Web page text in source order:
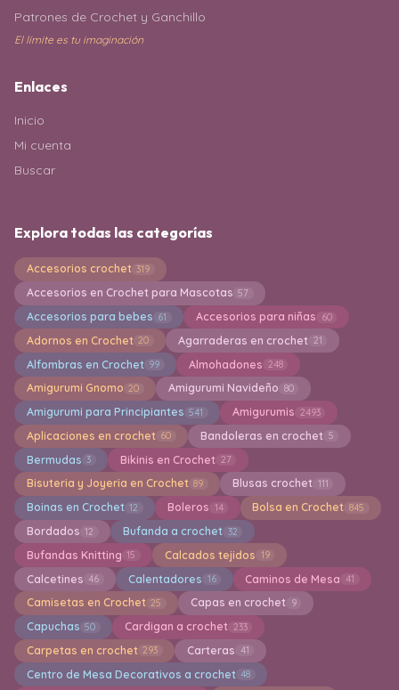
Patrones de Crochet y Ganchillo
El límite es tu imaginación
Enlaces
Inicio
Mi cuenta
Buscar
Explora todas las categorías
Accesorios crochet 319
Accesorios en Crochet para Mascotas 57
Accesorios para bebes 61 Accesorios para niñas 60
Adornos en Crochet 20 Agarraderas en crochet 21
Alfombras en Crochet 99 Almohadones 248
Amigurumi Gnomo 20 Amigurumi Navideño 80
Amigurumi para Principiantes 541 Amigurumis 2493
Aplicaciones en crochet 60 Bandoleras en crochet 5
Bermudas 3 Bikinis en Crochet 27
Bisuteria y Joyeria en Crochet 89 Blusas crochet 111
Boinas en Crochet 12 Boleros 14 Bolsa en Crochet 845
Bordados 12 Bufanda a crochet 32
Bufandas Knitting 15 Calcados tejidos 19
Calcetines 46 Calentadores 16 Caminos de Mesa 41
Camisetas en Crochet 25 Capas en crochet 9
Capuchas 50 Cardigan a crochet 233
Carpetas en crochet 293 Carteras 41
Centro de Mesa Decorativos a crochet 48